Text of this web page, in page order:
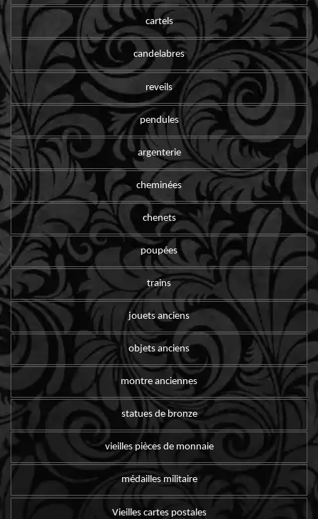
cartels
candelabres
reveils
pendules
argenterie
cheminées
chenets
poupées
trains
jouets anciens
objets anciens
montre anciennes
statues de bronze
vieilles pièces de monnaie
médailles militaire
Vieilles cartes postales